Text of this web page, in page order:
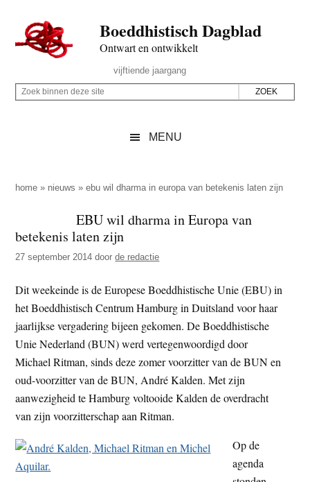
naar
de
inhoud
secondary
naar
de
sidebar
naar
de
Boeddhistisch Dagblad
Ontwart en ontwikkelt
Rechts
vijftiende jaargang
Z
p
e
z
e
s
i
t
e
Z
i
e
n
e
z
e
s
i
t
e
MENU
home » nieuws »ebu wil dharma in europa van betekenis laten zijn
EBU wil dharma in Europa van
betekenis laten zijn
27 september 2014 doorde redactie
Dit weekeinde is de Europese Boeddhistische Unie (EBU) in
het Boeddhistisch Centrum Hamburg in Duitsland voor haar
jaarlijkse vergadering bijeen gekomen. De Boeddhistische
Unie Nederland (BUN) werd vertegenwoordigd door
Michael Ritman, sinds deze zomer voorzitter van de BUN en
oud-voorzitter van de BUN, André Kalden. Met zijn
aanwezigheid te Hamburg voltooide Kalden de overdracht
van zijn voorzitterschap aan Ritman.
Op de
agenda